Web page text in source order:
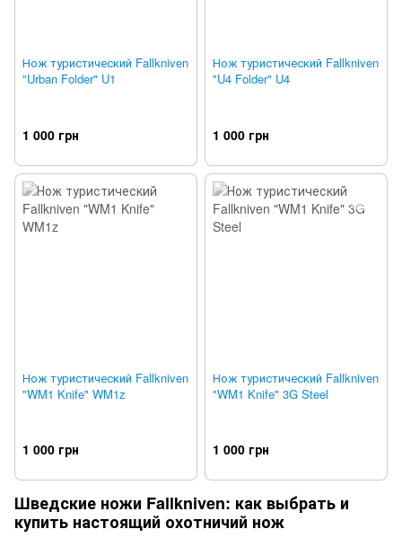
Нож туристический Fallkniven
"Urban Folder" U1
1 000 грн
Нож туристический Fallkniven
"U4 Folder" U4
1 000 грн
Нож туристический Fallkniven
"WM1 Knife" WM1z
1 000 грн
Нож туристический Fallkniven
"WM1 Knife" 3G Steel
1 000 грн
Шведские ножи Fallkniven: как выбрать и
купить настоящий охотничий нож